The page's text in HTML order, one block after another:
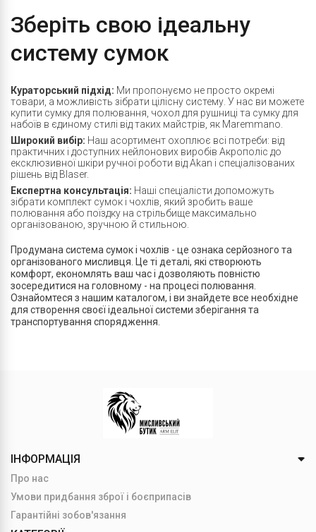
Зберіть свою ідеальну
систему сумок
Кураторський підхід: Ми пропонуємо не просто окремі
товари, а можливість зібрати цілісну систему. У нас ви можете
купити сумку для полювання, чохол для рушниці та сумку для
набоїв в єдиному стилі від таких майстрів, як Maremmano.
Широкий вибір: Наш асортимент охоплює всі потреби: від
практичних і доступних нейлонових виробів Акрополіс до
ексклюзивної шкіри ручної роботи від Akan і спеціалізованих
рішень від Blaser.
Експертна консультація: Наші спеціалісти допоможуть
зібрати комплект сумок і чохлів, який зробить ваше
полювання або поїздку на стрільбище максимально
організованою, зручною й стильною.
Продумана система сумок і чохлів - це ознака серйозного та
організованого мисливця. Це ті деталі, які створюють
комфорт, економлять ваш час і дозволяють повністю
зосередитися на головному - на процесі полювання.
Ознайомтеся з нашим каталогом, і ви знайдете все необхідне
для створення своєї ідеальної системи зберігання та
транспортування спорядження.
ІНФОРМАЦІЯ
Про нас
Умови придбання зброї і боєприпасів
Гарантійні зобов'язання